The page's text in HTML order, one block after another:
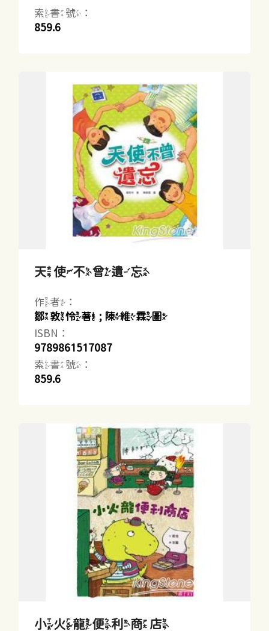
索書號：
859.6
天使不曾遺忘
作者：
鄒敦怜著 ; 陳維霖圖
ISBN：
9789861517087
索書號：
859.6
小火龍便利商店